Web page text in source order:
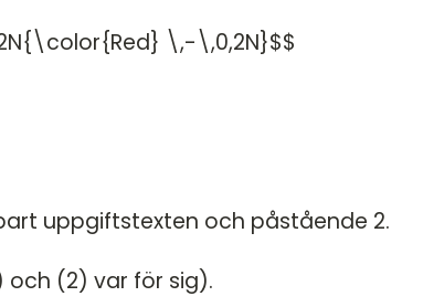
\,-\,0,2N}$$
uppgiftstexten och påstående 2.
och (2) var för sig).